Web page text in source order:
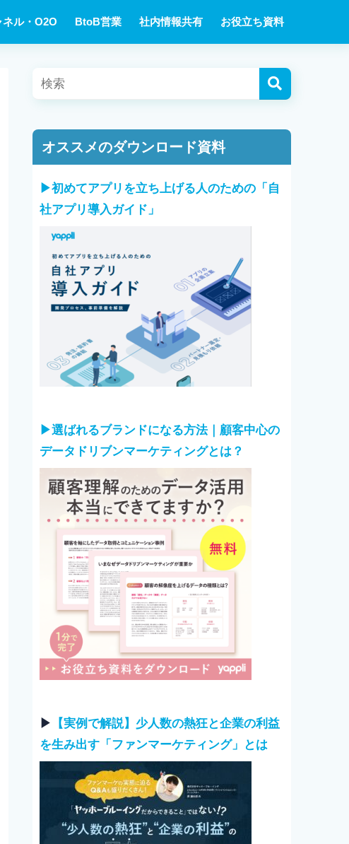
ル・O2O BtoB営業 社内情報共有 お役立ち資料
オススメのダウンロード資料
▶︎初めてアプリを立ち上げる人のための「自
社アプリ導入ガイド」
▶︎選ばれるブランドになる方法｜顧客中心の
データドリブンマーケティングとは？
▶︎
【実例で解説】少人数の熱狂と企業の利益
を生み出す「ファンマーケティング」とは